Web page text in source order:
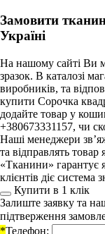
Замовити
Україні
На нашому сайті Ви
зразок. В каталозі
виробників, та
купити Сорочка
додайте товар у
+380673331157, чи
Наші менеджери
та відправлять
«Тканини» гарантує
клієнтів діє система
Купити в 1 клiк
Залиште заявку та
підтверження
*Телефон: